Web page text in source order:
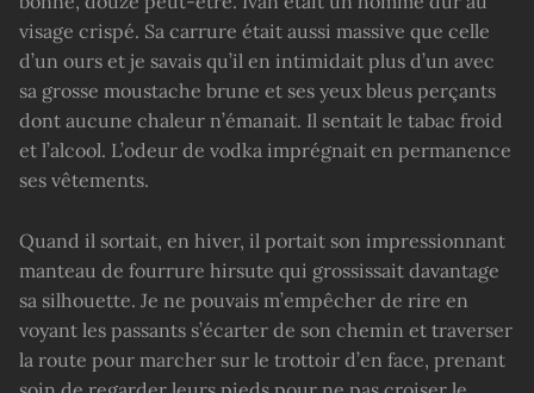
visage crispé. Sa carrure était aussi massive que celle
d’un ours et je savais qu’il en intimidait plus d’un avec
sa grosse moustache brune et ses yeux bleus perçants
dont aucune chaleur n’émanait. Il sentait le tabac froid
et l’alcool. L’odeur de vodka imprégnait en permanence
ses vêtements.
Quand il sortait, en hiver, il portait son impressionnant
manteau de fourrure hirsute qui grossissait davantage
sa silhouette. Je ne pouvais m’empêcher de rire en
voyant les passants s’écarter de son chemin et traverser
la route pour marcher sur le trottoir d’en face, prenant